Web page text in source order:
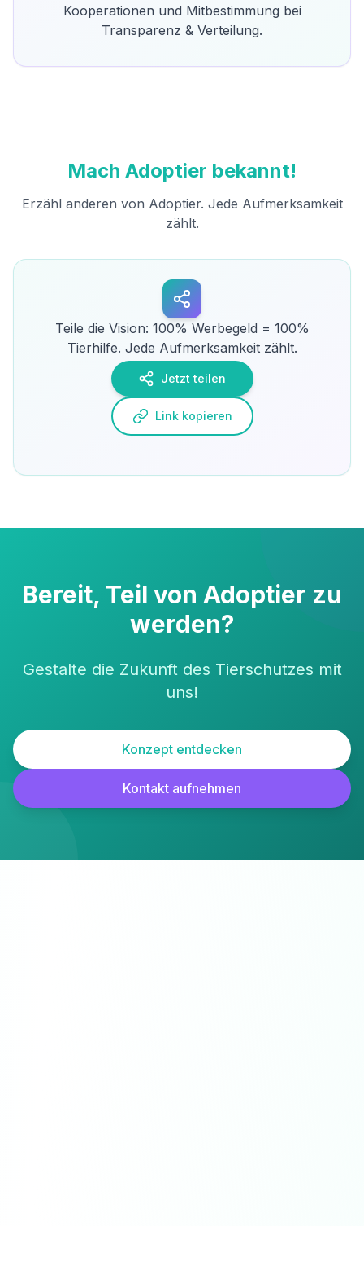
Kooperationen und Mitbestimmung bei
Transparenz & Verteilung.
Mach Adoptier bekannt!
Erzähl anderen von Adoptier. Jede Aufmerksamkeit
zählt.
Teile die Vision: 100% Werbegeld = 100%
Tierhilfe. Jede Aufmerksamkeit zählt.
Jetzt teilen
Link kopieren
Bereit, Teil von Adoptier zu
werden?
Gestalte die Zukunft des Tierschutzes mit
uns!
Konzept entdecken
Kontakt aufnehmen